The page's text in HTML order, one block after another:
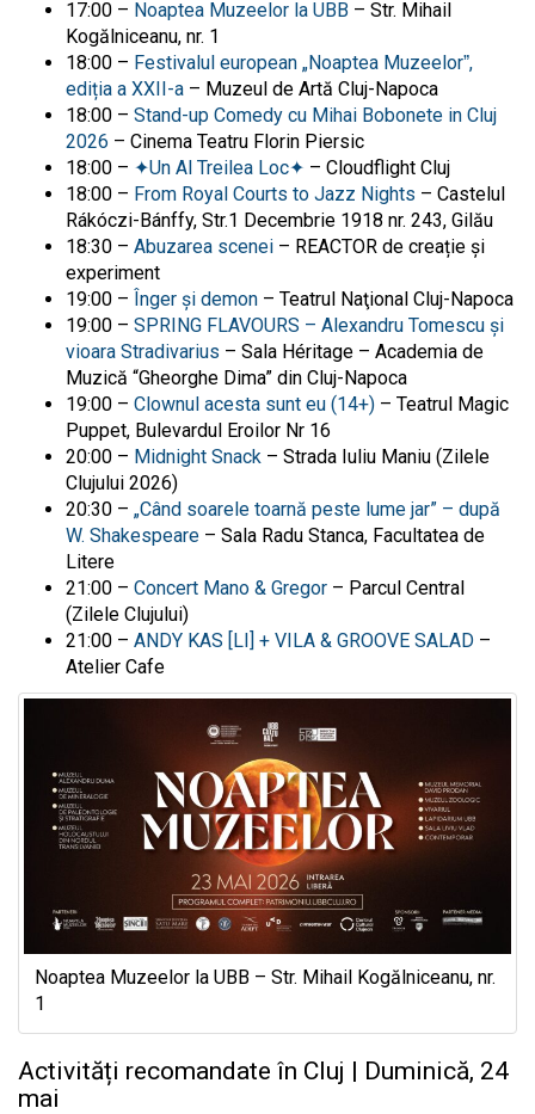
17:00 – Noaptea Muzeelor la UBB – Str. Mihail
Kogălniceanu, nr. 1
18:00 – Festivalul european „Noaptea Muzeelorˮ,
ediția a XXII-a – Muzeul de Artă Cluj-Napoca
18:00 – Stand-up Comedy cu Mihai Bobonete in Cluj
2026 – Cinema Teatru Florin Piersic
18:00 – ✦Un Al Treilea Loc✦ – Cloudflight Cluj
18:00 – From Royal Courts to Jazz Nights – Castelul
Rákóczi-Bánffy, Str.1 Decembrie 1918 nr. 243, Gilău
18:30 – Abuzarea scenei – REACTOR de creație și
experiment
19:00 – Înger și demon – Teatrul Naţional Cluj-Napoca
19:00 – SPRING FLAVOURS – Alexandru Tomescu și
vioara Stradivarius – Sala Héritage – Academia de
Muzică “Gheorghe Dima” din Cluj-Napoca
19:00 – Clownul acesta sunt eu (14+) – Teatrul Magic
Puppet, Bulevardul Eroilor Nr 16
20:00 – Midnight Snack – Strada Iuliu Maniu (Zilele
Clujului 2026)
20:30 – „Când soarele toarnă peste lume jar” – după
W. Shakespeare – Sala Radu Stanca, Facultatea de
Litere
21:00 – Concert Mano & Gregor – Parcul Central
(Zilele Clujului)
21:00 – ANDY KAS [LI] + VILA & GROOVE SALAD –
Atelier Cafe
Noaptea Muzeelor la UBB – Str. Mihail Kogălniceanu, nr.
1
Activități recomandate în Cluj | Duminică, 24
mai